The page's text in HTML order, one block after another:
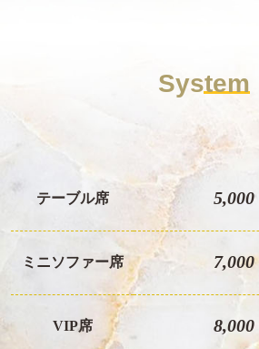
System
テーブル席 5,000
ミニソファー席 7,000
VIP席 8,000